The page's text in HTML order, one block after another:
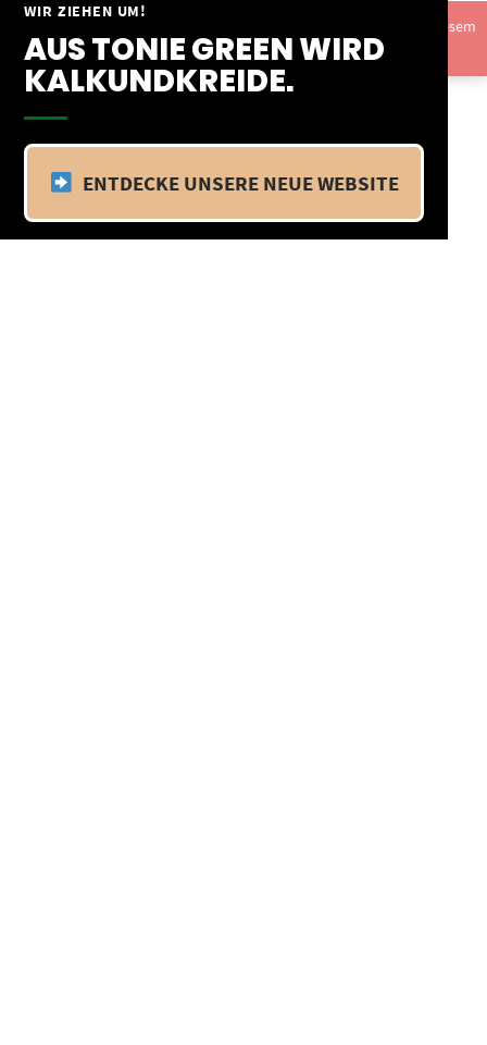
WIR ZIEHEN UM!
AUS TONIE GREEN WIRD
KALKUNDKREIDE.
ENTDECKE UNSERE NEUE WEBSITE
Springe
Inhalt
Vom 09.04.25 - 20.04.25 befinden wir uns im Betriebsurlaub. In diesem
Zeitraum findet kein Versand statt.Ausblenden